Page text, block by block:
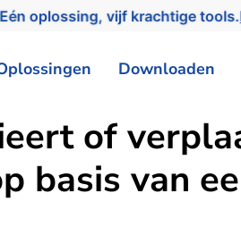
oplossing, vijf krachtige tools.
Downloaden
of
basis van